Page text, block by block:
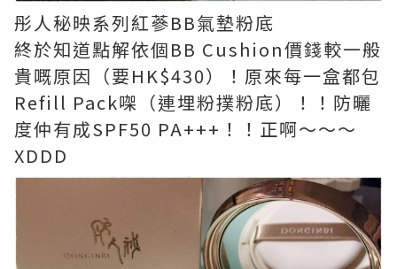
彤人秘映系列紅蔘BB氣墊粉底
終於知道點解依個BB Cushion價錢較一般
貴嘅原因（要HK$430）！原來每一盒都包
Refill Pack㗎（連埋粉撲粉底）！！防曬
度仲有成SPF50 PA+++！！正啊～～～
XDDD